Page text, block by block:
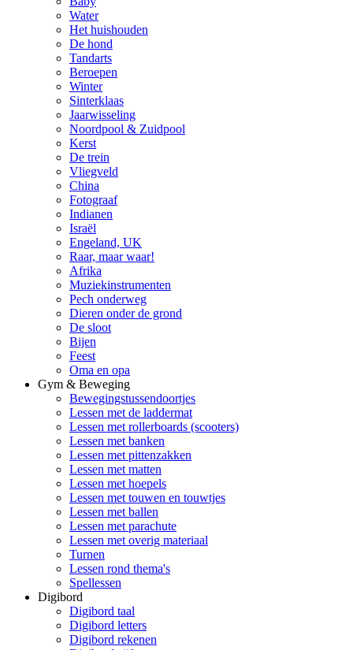
Water
Het huishouden
De hond
Tandarts
Beroepen
Winter
Sinterklaas
Jaarwisseling
Noordpool & Zuidpool
Kerst
De trein
Vliegveld
China
Fotograaf
Indianen
Israël
Engeland, UK
Raar, maar waar!
Afrika
Muziekinstrumenten
Pech onderweg
Dieren onder de grond
De sloot
Bijen
Feest
Oma en opa
Gym & Beweging
Bewegingstussendoortjes
Lessen met de laddermat
Lessen met rollerboards (scooters)
Lessen met banken
Lessen met pittenzakken
Lessen met matten
Lessen met hoepels
Lessen met touwen en touwtjes
Lessen met ballen
Lessen met parachute
Lessen met overig materiaal
Turnen
Lessen rond thema's
Spellessen
Digibord
Digibord taal
Digibord letters
Digibord rekenen